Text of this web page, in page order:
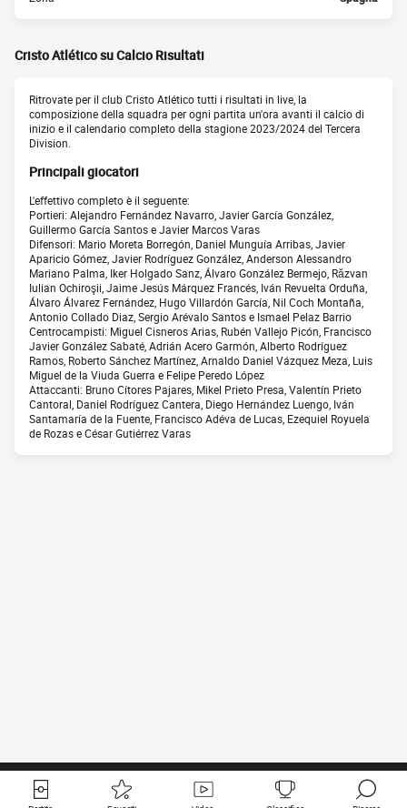
Cristo Atlético su Calcio Risultati
Ritrovate per il club Cristo Atlético tutti i risultati in live, la
composizione della squadra per ogni partita un'ora avanti il calcio di
inizio e il calendario completo della stagione 2023/2024 del Tercera
Division.
Principali giocatori
L'effettivo completo è il seguente:
Portieri: Alejandro Fernández Navarro, Javier García González,
Guillermo García Santos e Javier Marcos Varas
Difensori: Mario Moreta Borregón, Daniel Munguía Arribas, Javier
Aparicio Gómez, Javier Rodríguez González, Anderson Alessandro
Mariano Palma, Iker Holgado Sanz, Álvaro González Bermejo, Răzvan
Iulian Ochiroşii, Jaime Jesús Márquez Francés, Iván Revuelta Orduña,
Álvaro Álvarez Fernández, Hugo Villardón García, Nil Coch Montaña,
Antonio Collado Diaz, Sergio Arévalo Santos e Ismael Pelaz Barrio
Centrocampisti: Miguel Cisneros Arias, Rubén Vallejo Picón, Francisco
Javier González Sabaté, Adrián Acero Garmón, Alberto Rodríguez
Ramos, Roberto Sánchez Martínez, Arnaldo Daniel Vázquez Meza, Luis
Miguel de la Viuda Guerra e Felipe Peredo López
Attaccanti: Bruno Cítores Pajares, Mikel Prieto Presa, Valentín Prieto
Cantoral, Daniel Rodríguez Cantera, Diego Hernández Luengo, Iván
Santamaría de la Fuente, Francisco Adéva de Lucas, Ezequiel Royuela
de Rozas e César Gutiérrez Varas